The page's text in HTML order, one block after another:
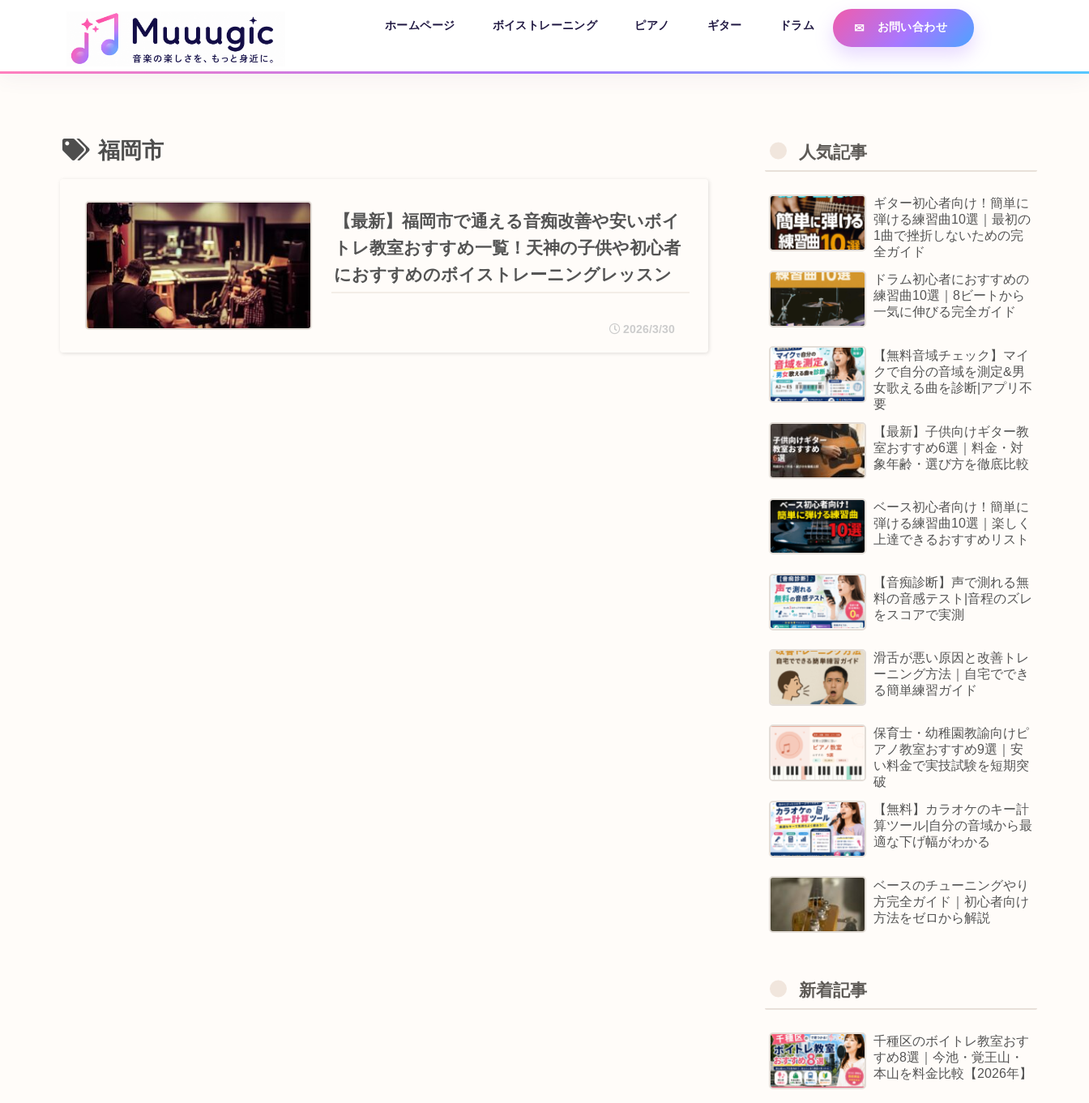
ホームページ ボイストレーニング ピアノ ギター ドラム お問い合わせ
福岡市
【最新】福岡市で通える音痴改善や安いボイ
トレ教室おすすめ一覧！天神の子供や初心者
におすすめのボイストレーニングレッスン
2026/3/30
人気記事
ギター初心者向け！簡単に
弾ける練習曲10選｜最初の
1曲で挫折しないための完
全ガイド
ドラム初心者におすすめの
練習曲10選｜8ビートから
一気に伸びる完全ガイド
【無料音域チェック】マイ
クで自分の音域を測定&男
女歌える曲を診断|アプリ不
要
【最新】子供向けギター教
室おすすめ6選｜料金・対
象年齢・選び方を徹底比較
ベース初心者向け！簡単に
弾ける練習曲10選｜楽しく
上達できるおすすめリスト
【音痴診断】声で測れる無
料の音感テスト|音程のズレ
をスコアで実測
滑舌が悪い原因と改善トレ
ーニング方法｜自宅ででき
る簡単練習ガイド
保育士・幼稚園教諭向けピ
アノ教室おすすめ9選｜安
い料金で実技試験を短期突
破
【無料】カラオケのキー計
算ツール|自分の音域から最
適な下げ幅がわかる
ベースのチューニングやり
方完全ガイド｜初心者向け
方法をゼロから解説
新着記事
千種区のボイトレ教室おす
すめ8選｜今池・覚王山・
本山を料金比較【2026年】